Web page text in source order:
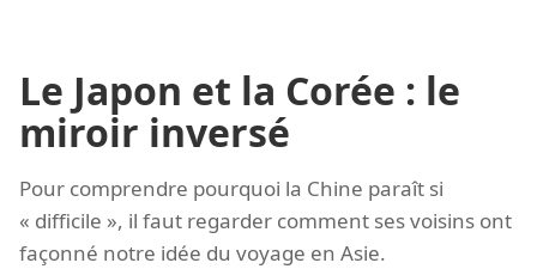
Le Japon et la Corée : le
miroir inversé
Pour comprendre pourquoi la Chine paraît si
« difficile », il faut regarder comment ses voisins ont
façonné notre idée du voyage en Asie.